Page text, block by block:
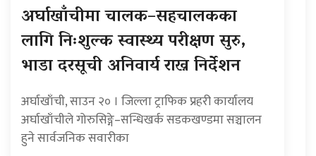
अर्घाखाँचीमा चालक–सहचालकका
लागि निःशुल्क स्वास्थ्य परीक्षण सुरु,
भाडा दरसूची अनिवार्य राख्न निर्देशन
अर्घाखाँची, साउन २० । जिल्ला ट्राफिक प्रहरी कार्यालय
अर्घाखाँचीले गोरुसिङ्गे–सन्धिखर्क सडकखण्डमा सञ्चालन
हुने सार्वजनिक सवारीका